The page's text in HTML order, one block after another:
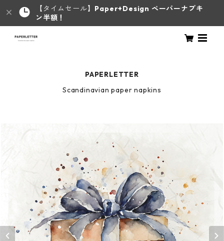
【タイムセール】 Paper+Design ペーパーナプキ
ン半額！
PAPERLETTER
Scandinavian paper napkins